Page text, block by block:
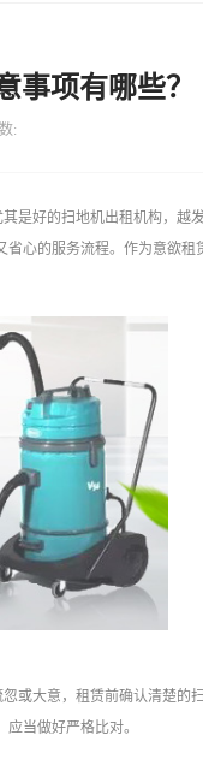
事项有哪些？
:
是好的扫地机出租机构，越
心的服务流程。作为意欲租
或大意，租赁前确认清楚的
当做好严格比对。